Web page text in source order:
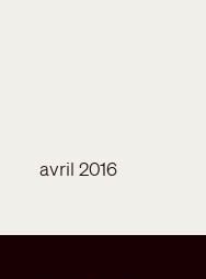
avril 2016